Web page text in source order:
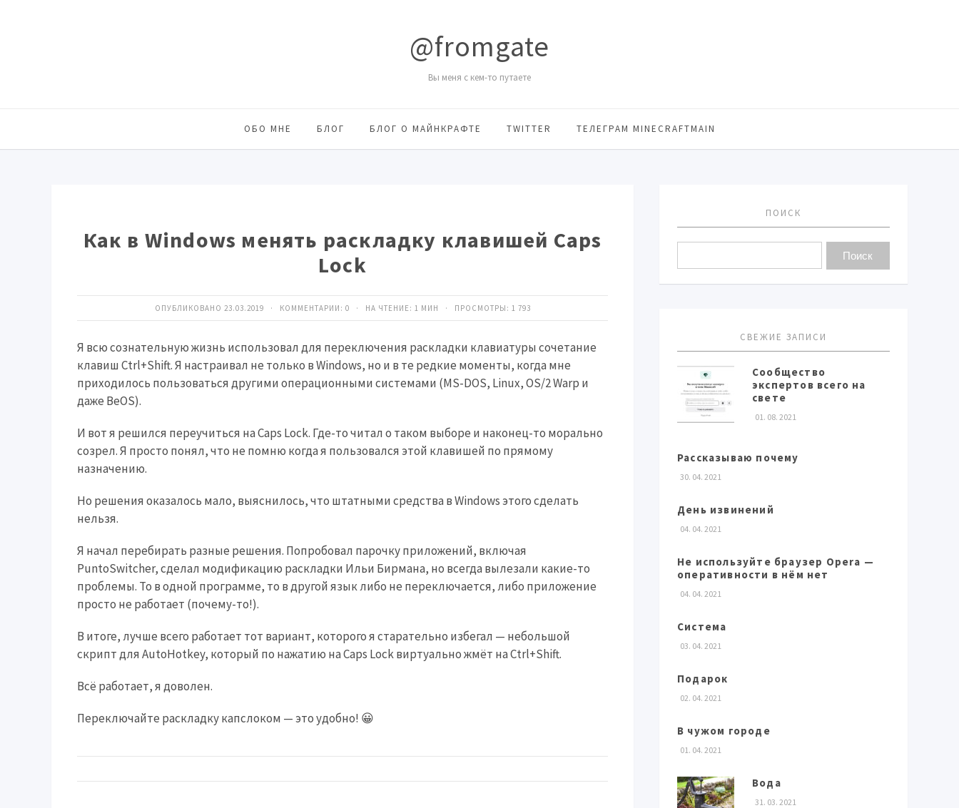
@fromgate
Вы меня с кем-то путаете
ОБО МНЕ БЛОГ БЛОГ О МАЙНКРАФТЕ TWITTER ТЕЛЕГРАМ MINECRAFTMAIN
Как в Windows менять раскладку клавишей Caps
Lock
ОПУБЛИКОВАНО 23.03.2019 · КОММЕНТАРИИ: 0 · НА ЧТЕНИЕ: 1 МИН · ПРОСМОТРЫ: 1 793
Я всю сознательную жизнь использовал для переключения раскладки клавиатуры сочетание
клавиш Ctrl+Shift. Я настраивал не только в Windows, но и в те редкие моменты, когда мне
приходилось пользоваться другими операционными системами (MS-DOS, Linux, OS/2 Warp и
даже BeOS).
И вот я решился переучиться на Caps Lock. Где-то читал о таком выборе и наконец-то морально
созрел. Я просто понял, что не помню когда я пользовался этой клавишей по прямому
назначению.
Но решения оказалось мало, выяснилось, что штатными средства в Windows этого сделать
нельзя.
Я начал перебирать разные решения. Попробовал парочку приложений, включая
PuntoSwitcher, сделал модификацию раскладки Ильи Бирмана, но всегда вылезали какие-то
проблемы. То в одной программе, то в другой язык либо не переключается, либо приложение
просто не работает (почему-то!).
В итоге, лучше всего работает тот вариант, которого я старательно избегал — небольшой
скрипт для AutoHotkey, который по нажатию на Caps Lock виртуально жмёт на Ctrl+Shift.
Всё работает, я доволен.
Переключайте раскладку капслоком — это удобно! 😀
ПОИСК
СВЕЖИЕ ЗАПИСИ
Сообщество
экспертов всего на
свете
01. 08. 2021
Рассказываю почему
30. 04. 2021
День извинений
04. 04. 2021
Не используйте браузер Opera —
оперативности в нём нет
04. 04. 2021
Система
03. 04. 2021
Подарок
02. 04. 2021
В чужом городе
01. 04. 2021
Вода
31. 03. 2021